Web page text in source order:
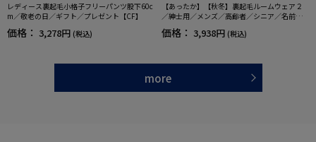
レディース裏起毛小格子フリーパンツ股下60c
m／敬老の日／ギフト／プレゼント【CF】
価格： 3,278円 (税込)
【あったか】【秋冬】裏起毛ルームウェア２
／紳士用／メンズ／高齢者／シニア／名前記
入欄付／裏起毛／部屋着／プレゼント／ギフ
ト【CF】
価格： 3,938円 (税込)
more